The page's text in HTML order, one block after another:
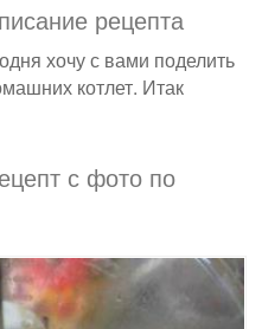
рецепта
хочу с вами поделить
котлет. Итак
с фото по